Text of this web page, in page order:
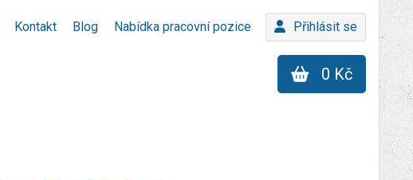
Kontakt Blog Nabídka pracovní pozice Přihlásit se
0 Kč